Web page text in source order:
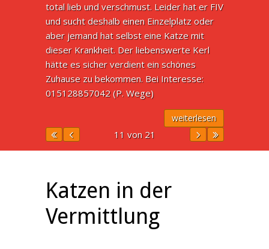
total lieb und verschmust. Leider hat er FIV
und sucht deshalb einen Einzelplatz oder
aber jemand hat selbst eine Katze mit
dieser Krankheit. Der liebenswerte Kerl
hätte es sicher verdient ein schönes
Zuhause zu bekommen. Bei Interesse:
015128857042 (P. Wege)
weiterlesen
11 von 21
Katzen in der
Vermittlung